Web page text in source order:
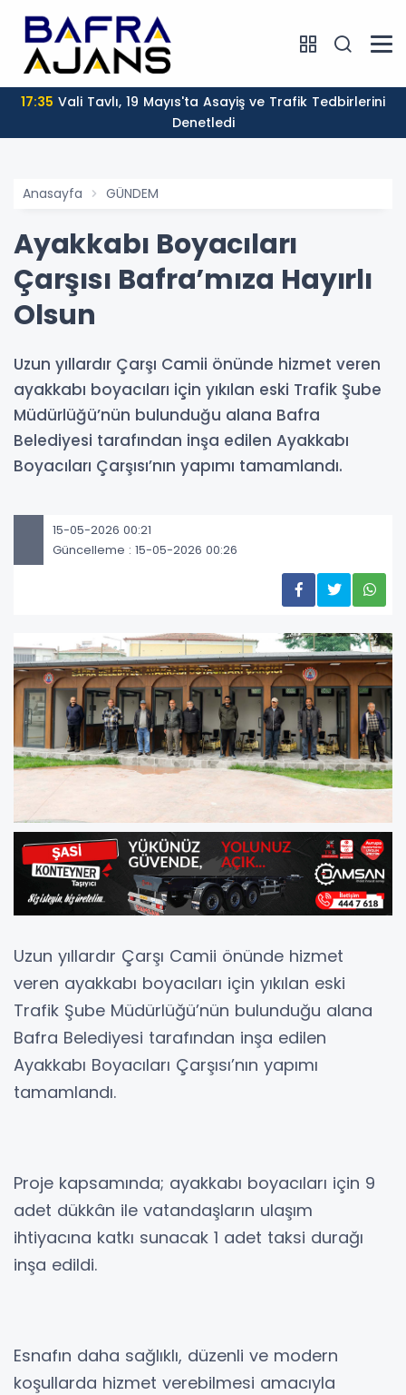
17:35
Denetledi
Anasayfa GÜNDEM
Ayakkabı Boyacıları
Çarşısı Bafra’mıza Hayırlı
Olsun
Uzun yıllardır Çarşı Camii önünde hizmet veren
ayakkabı boyacıları için yıkılan eski Trafik Şube
Müdürlüğü’nün bulunduğu alana Bafra
Belediyesi tarafından inşa edilen Ayakkabı
Boyacıları Çarşısı’nın yapımı tamamlandı.
15-05-2026 00:21
Güncelleme : 15-05-2026 00:26
Uzun yıllardır Çarşı Camii önünde hizmet
veren ayakkabı boyacıları için yıkılan eski
Trafik Şube Müdürlüğü’nün bulunduğu alana
Bafra Belediyesi tarafından inşa edilen
Ayakkabı Boyacıları Çarşısı’nın yapımı
tamamlandı.
Proje kapsamında; ayakkabı boyacıları için 9
adet dükkân ile vatandaşların ulaşım
ihtiyacına katkı sunacak 1 adet taksi durağı
inşa edildi.
Esnafın daha sağlıklı, düzenli ve modern
koşullarda hizmet verebilmesi amacıyla